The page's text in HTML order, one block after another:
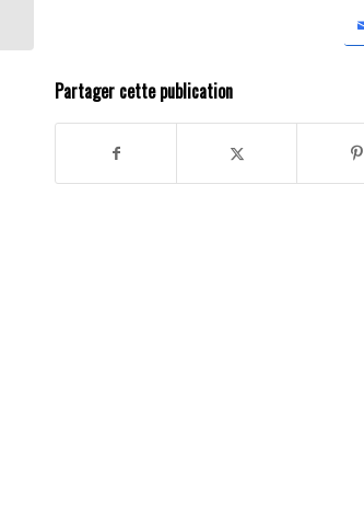
Partager cette publication